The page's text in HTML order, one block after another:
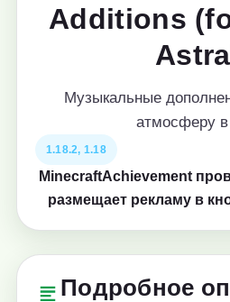
Additions
Музыкальные
атмосферу в
1.18.2, 1.18
MinecraftAchievement
размещает рекламу в
Подробное